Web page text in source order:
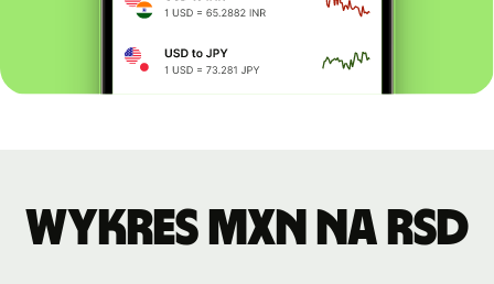
Wykres MXN na RSD